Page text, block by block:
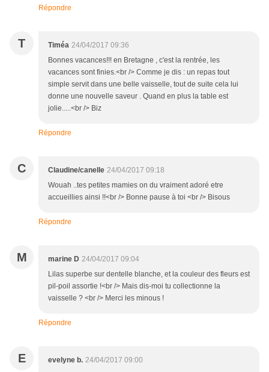
Répondre
T Timéa 24/04/2017 09:36
Bonnes vacances!!! en Bretagne , c'est la rentrée, les
vacances sont finies.<br /> Comme je dis : un repas tout
simple servit dans une belle vaisselle, tout de suite cela lui
donne une nouvelle saveur . Quand en plus la table est
jolie.....<br /> Biz
Répondre
C Claudine/canelle 24/04/2017 09:18
Wouah ..tes petites mamies on du vraiment adoré etre
accueillies ainsi !!<br /> Bonne pause à toi <br /> Bisous
Répondre
M marine D 24/04/2017 09:04
Lilas superbe sur dentelle blanche, et la couleur des fleurs est
pil-poil assortie !<br /> Mais dis-moi tu collectionne la
vaisselle ? <br /> Merci les minous !
Répondre
E evelyne b. 24/04/2017 09:00